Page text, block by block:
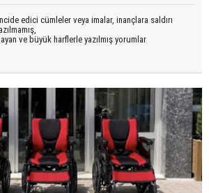
edici cümleler veya imalar, inançlara saldırı
ve büyük harflerle yazılmış yorumlar